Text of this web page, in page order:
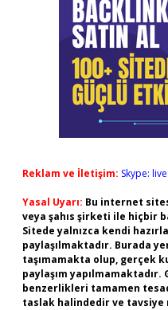
Reklam ve İletişim: Skype:
Yasal Uyarı: Bu internet
veya şahıs şirketi ile hiçbir
Sitede yalnızca kendi
paylaşılmaktadır. Burada
taşımamakta olup, gerçek
paylaşım
benzerlikleri tamamen
taslak halindedir ve tavsiye